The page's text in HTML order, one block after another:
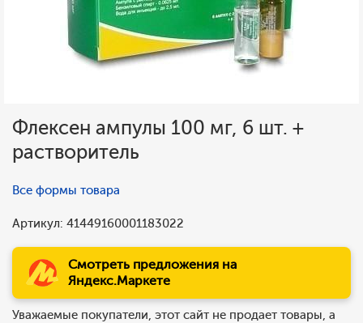
Флексен ампулы 100 мг, 6 шт. +
растворитель
Все формы товара
Артикул: 41449160001183022
Смотреть предложения на
Яндекс.Маркете
Уважаемые покупатели, этот сайт не продает товары, а